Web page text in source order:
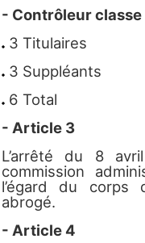
- Contrôleur
3 Titulaires
3 Suppléants
6 Total
- Article 3
L’arrêté du 8
commission
l’égard du corps
abrogé.
- Article 4